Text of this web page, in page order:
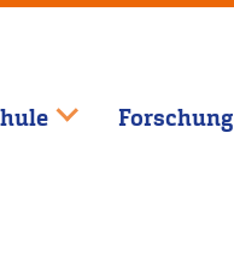
Forschung